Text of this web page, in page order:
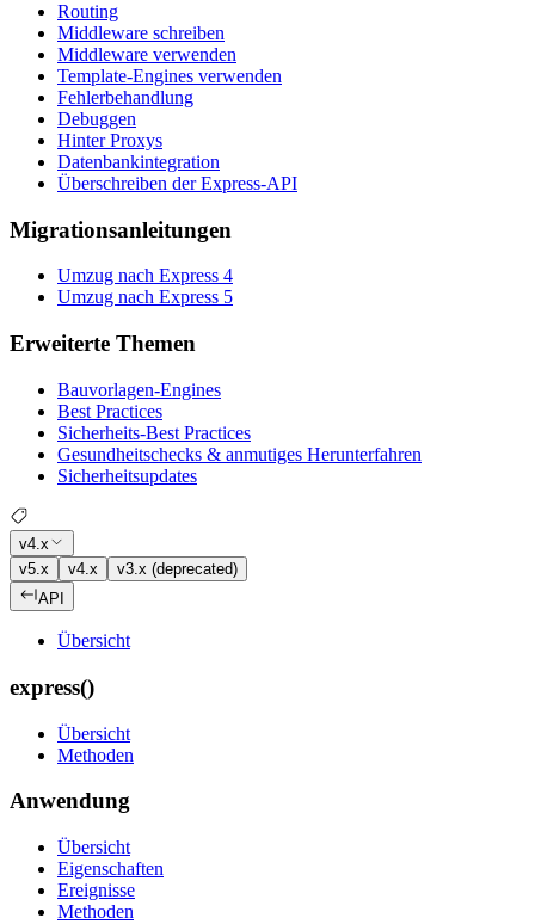
Routing
Middleware schreiben
Middleware verwenden
Template-Engines verwenden
Fehlerbehandlung
Debuggen
Hinter Proxys
Datenbankintegration
Überschreiben der Express-API
Migrationsanleitungen
Umzug nach Express 4
Umzug nach Express 5
Erweiterte Themen
Bauvorlagen-Engines
Best Practices
Sicherheits-Best Practices
Gesundheitschecks & anmutiges Herunterfahren
Sicherheitsupdates
v4.x
v5.x
v4.x
v3.x (deprecated)
API
Übersicht
express()
Übersicht
Methoden
Anwendung
Übersicht
Eigenschaften
Ereignisse
Methoden